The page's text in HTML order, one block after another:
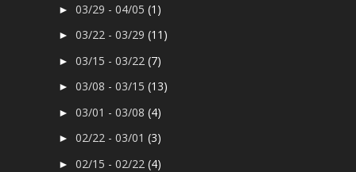
►03/29 - 04/05(1)
►03/22 - 03/29(11)
►03/15 - 03/22(7)
►03/08 - 03/15(13)
►03/01 - 03/08(4)
►02/22 - 03/01(3)
►02/15 - 02/22(4)